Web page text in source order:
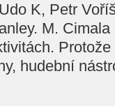
K, Petr
M.
hudební